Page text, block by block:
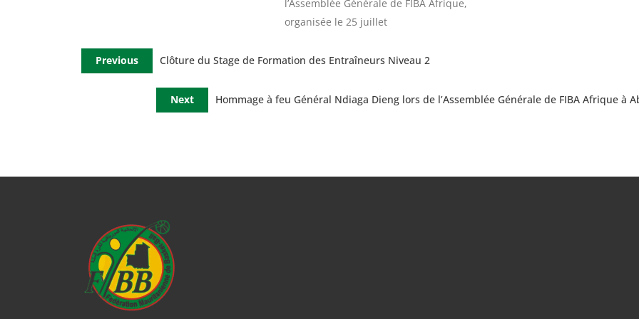
l’Assemblée Générale de FIBA Afrique,
organisée le 25 juillet
Previous Clôture du Stage de Formation des Entraîneurs Niveau 2
Next Hommage à feu Général Ndiaga Dieng lors de l’Assemblée Générale de FIBA Afrique à